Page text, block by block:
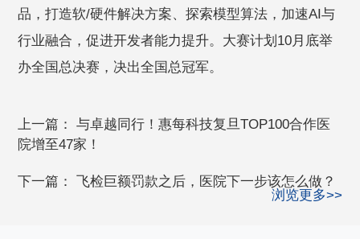
品，打造软/硬件解决方案、探索模型算法，加速AI与
行业融合，促进开发者能力提升。大赛计划10月底举
办全国总决赛，决出全国总冠军。
上一篇：与卓越同行！惠每科技复旦TOP100合作医
院增至47家！
下一篇：飞检巨额罚款之后，医院下一步该怎么做？
浏览更多>>